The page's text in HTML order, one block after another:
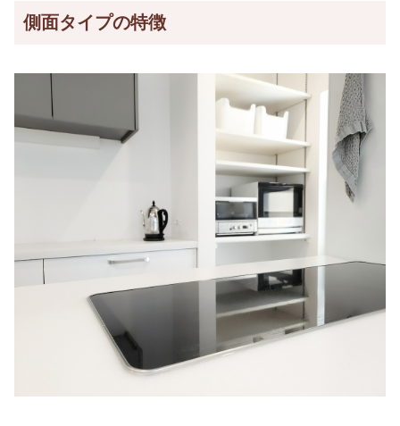
側面タイプの特徴